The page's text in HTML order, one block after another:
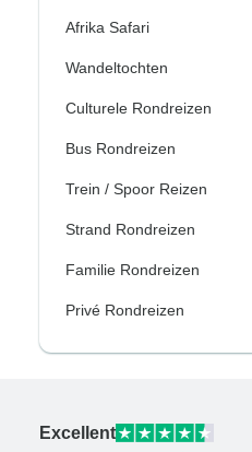
Afrika Safari
Wandeltochten
Culturele Rondreizen
Bus Rondreizen
Trein / Spoor Reizen
Strand Rondreizen
Familie Rondreizen
Privé Rondreizen
Excellent